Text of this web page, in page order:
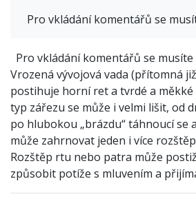
Pro vkládání komentářů se
Pro vkládání komentářů se musíte
Vrozená vývojová vada (přítomná
postihuje horní ret a tvrdé a
typ zářezu se může i velmi lišit, od
po hlubokou „brázdu“ táhnoucí se
může zahrnovat jeden i více
Rozštěp rtu nebo patra může
způsobit potíže s mluvením a